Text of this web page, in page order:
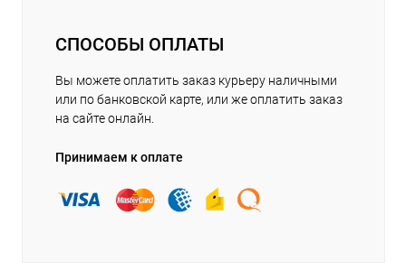
СПОСОБЫ ОПЛАТЫ
Вы можете оплатить заказ курьеру наличными
или по банковской карте, или же оплатить заказ
на сайте онлайн.
Принимаем к оплате